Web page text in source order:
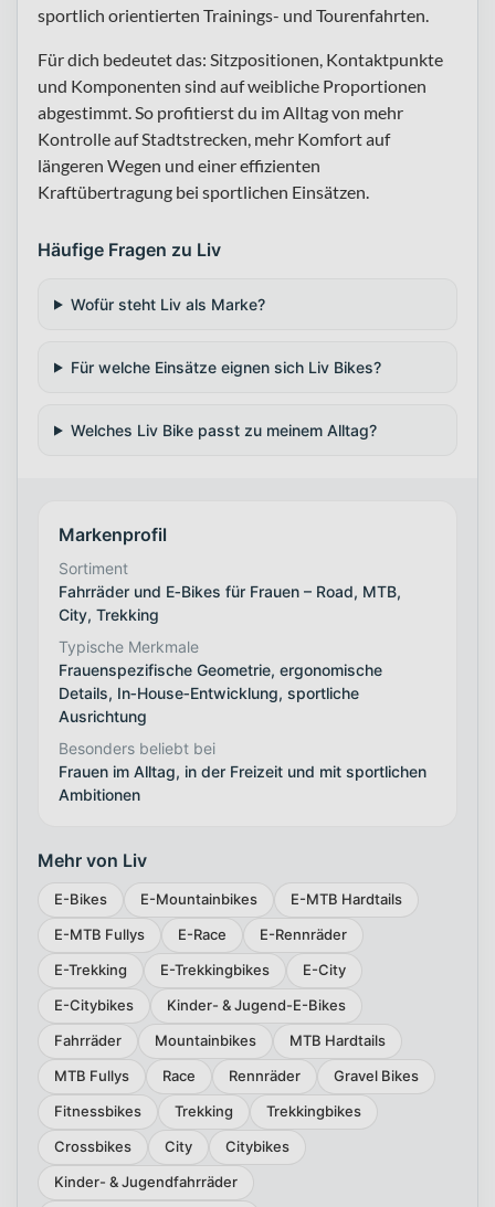
sportlich orientierten Trainings- und Tourenfahrten.
Für dich bedeutet das: Sitzpositionen, Kontaktpunkte
und Komponenten sind auf weibliche Proportionen
abgestimmt. So profitierst du im Alltag von mehr
Kontrolle auf Stadtstrecken, mehr Komfort auf
längeren Wegen und einer effizienten
Kraftübertragung bei sportlichen Einsätzen.
Häufige Fragen zu Liv
Wofür steht Liv als Marke?
Für welche Einsätze eignen sich Liv Bikes?
Welches Liv Bike passt zu meinem Alltag?
Markenprofil
Sortiment
Fahrräder und E‑Bikes für Frauen – Road, MTB,
City, Trekking
Typische Merkmale
Frauenspezifische Geometrie, ergonomische
Details, In‑House‑Entwicklung, sportliche
Ausrichtung
Besonders beliebt bei
Frauen im Alltag, in der Freizeit und mit sportlichen
Ambitionen
Mehr von Liv
E-Bikes E-Mountainbikes
E-MTB Hardtails
E-MTB Fullys
E-Race
E-Rennräder
E-Trekking
E-Trekkingbikes
E-City
E-Citybikes
Kinder- & Jugend-E-Bikes
Fahrräder
Mountainbikes
MTB Hardtails
MTB Fullys
Race Rennräder
Gravel Bikes
Fitnessbikes
Trekking
Trekkingbikes
Crossbikes
City
Citybikes
Kinder- & Jugendfahrräder